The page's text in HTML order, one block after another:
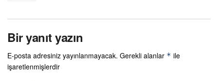
Bir yanıt yazın
E-posta adresiniz yayınlanmayacak. Gerekli alanlar * ile
işaretlenmişlerdir